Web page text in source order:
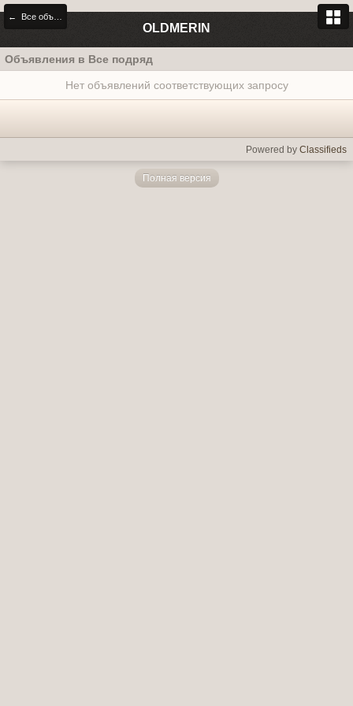
OLDMERIN
Объявления в Все подряд
Нет объявлений соответствующих запросу
Powered by Classifieds
Полная версия